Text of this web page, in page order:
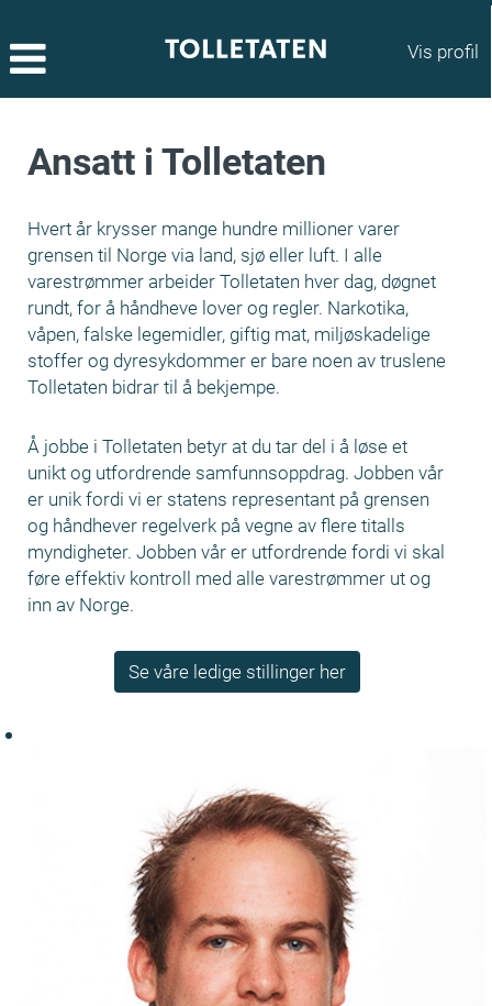
Vis profil
Ansatt i Tolletaten
Hvert år krysser mange hundre millioner varer
grensen til Norge via land, sjø eller luft. I alle
varestrømmer arbeider Tolletaten hver dag, døgnet
rundt, for å håndheve lover og regler. Narkotika,
våpen, falske legemidler, giftig mat, miljøskadelige
stoffer og dyresykdommer er bare noen av truslene
Tolletaten bidrar til å bekjempe.
Å jobbe i Tolletaten betyr at du tar del i å løse et
unikt og utfordrende samfunnsoppdrag. Jobben vår
er unik fordi vi er statens representant på grensen
og håndhever regelverk på vegne av flere titalls
myndigheter. Jobben vår er utfordrende fordi vi skal
føre effektiv kontroll med alle varestrømmer ut og
inn av Norge.
Se våre ledige stillinger her